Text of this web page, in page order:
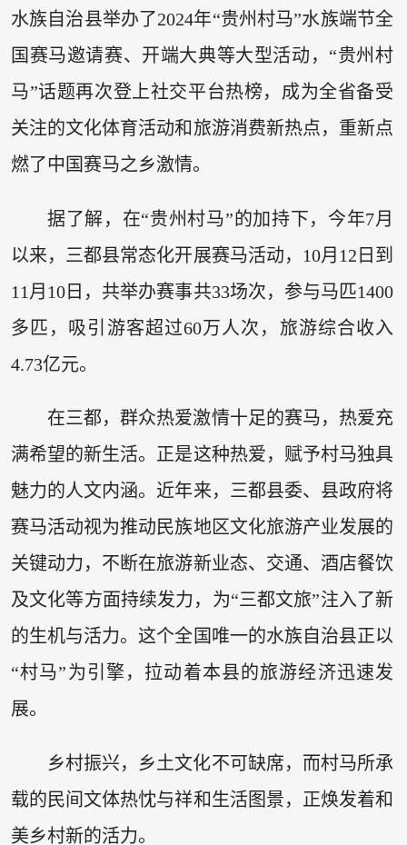
水族自治县举办了2024年“贵州村马”水族端节全
国赛马邀请赛、开端大典等大型活动，“贵州村
马”话题再次登上社交平台热榜，成为全省备受
关注的文化体育活动和旅游消费新热点，重新点
燃了中国赛马之乡激情。
据了解，在“贵州村马”的加持下，今年7月
以来，三都县常态化开展赛马活动，10月12日到
11月10日，共举办赛事共33场次，参与马匹1400
多匹，吸引游客超过60万人次，旅游综合收入
4.73亿元。
在三都，群众热爱激情十足的赛马，热爱充
满希望的新生活。正是这种热爱，赋予村马独具
魅力的人文内涵。近年来，三都县委、县政府将
赛马活动视为推动民族地区文化旅游产业发展的
关键动力，不断在旅游新业态、交通、酒店餐饮
及文化等方面持续发力，为“三都文旅”注入了新
的生机与活力。这个全国唯一的水族自治县正以
“村马”为引擎，拉动着本县的旅游经济迅速发
展。
乡村振兴，乡土文化不可缺席，而村马所承
载的民间文体热忱与祥和生活图景，正焕发着和
美乡村新的活力。